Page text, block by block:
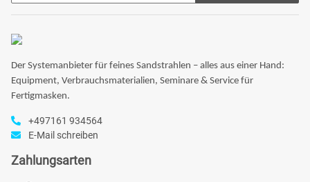
Der Systemanbieter für feines Sandstrahlen – alles aus einer Hand:
Equipment, Verbrauchsmaterialien, Seminare & Service für
Fertigmasken.
+497161 934564
E-Mail schreiben
Zahlungsarten